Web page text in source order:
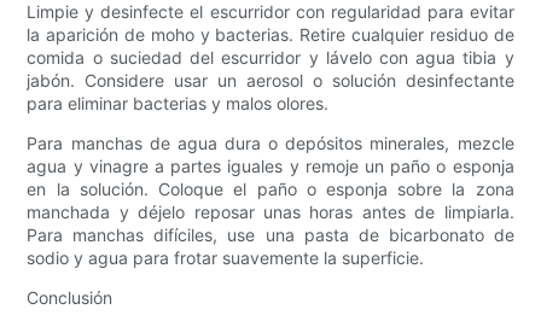
Limpie y desinfecte el escurridor con regularidad para evitar
la aparición de moho y bacterias. Retire cualquier residuo de
comida o suciedad del escurridor y lávelo con agua tibia y
jabón. Considere usar un aerosol o solución desinfectante
para eliminar bacterias y malos olores.
Para manchas de agua dura o depósitos minerales, mezcle
agua y vinagre a partes iguales y remoje un paño o esponja
en la solución. Coloque el paño o esponja sobre la zona
manchada y déjelo reposar unas horas antes de limpiarla.
Para manchas difíciles, use una pasta de bicarbonato de
sodio y agua para frotar suavemente la superficie.
Conclusión